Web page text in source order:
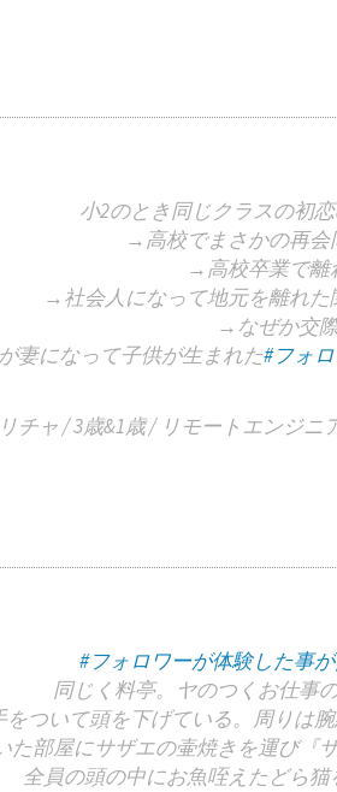
小2のとき同じクラスの初
→高校でまさかの再会
→高校卒業で離
→社会人になって地元を離れた
→なぜか交
妻になって子供が生まれた#フォ
チャ / 3歳&1歳 / リモートエンジニ
#フォロワーが体験した事
同じく料亭。ヤのつくお仕事
をついて頭を下げている。周りは
た部屋にサザエの壷焼きを運び『
全員の頭の中にお魚咥えたどら